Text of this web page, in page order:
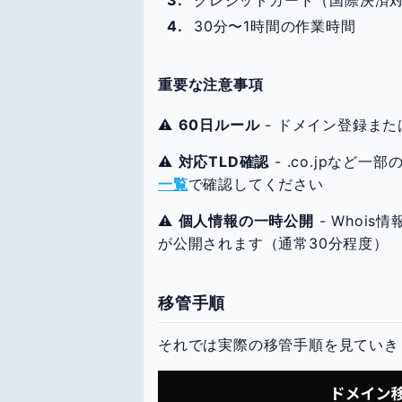
30分〜1時間の作業時間
重要な注意事項
⚠️ 60日ルール- ドメイン登録また
⚠️ 対応TLD確認 - .co.jpなど一部
一覧で確認してください
⚠️ 個人情報の一時公開 - Whois情
が公開されます（通常30分程度）
移管手順
それでは実際の移管手順を見てい